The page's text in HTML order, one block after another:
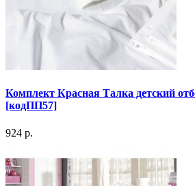
Комплект Красная Талка детский
[кодПП57]
924 р.